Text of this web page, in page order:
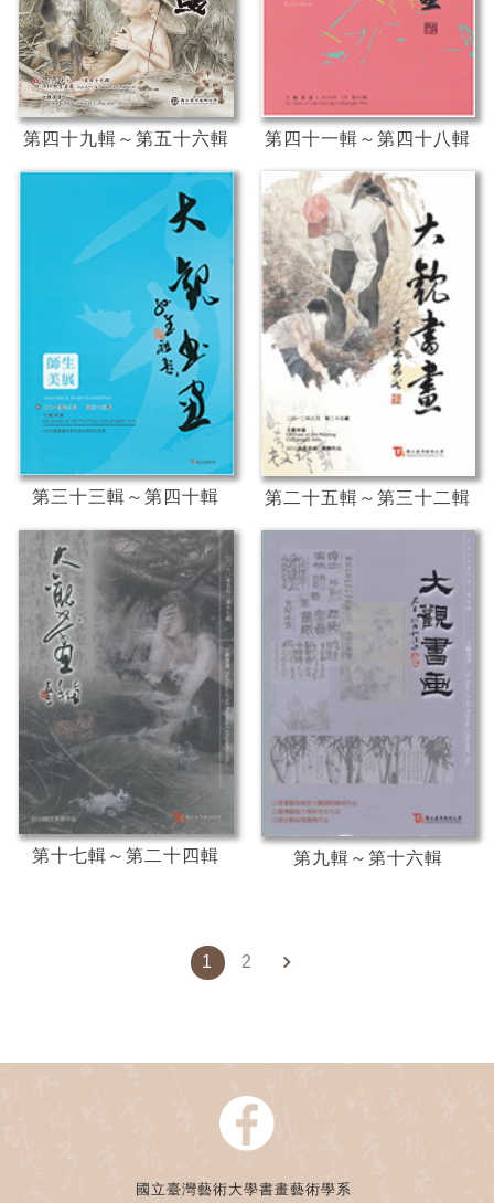
第四十九輯～第五十六輯 第四十一輯～第四十八輯
第三十三輯～第四十輯 第二十五輯～第三十二輯
第十七輯～第二十四輯 第九輯～第十六輯
1 2
國立臺灣藝術大學書畫藝術學系